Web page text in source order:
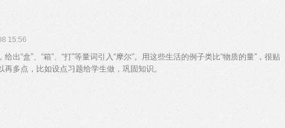
15:56
出“盒”、“箱”、“打”等量词引入“摩尔”。用这些生活的例子类比“物质的量”，很贴
多点，比如设点习题给学生做，巩固知识。